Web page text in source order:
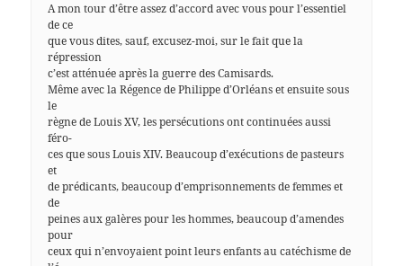
A mon tour d’être assez d’accord avec vous pour l’essentiel
de ce
que vous dites, sauf, excusez-moi, sur le fait que la
répression
c’est atténuée après la guerre des Camisards.
Même avec la Régence de Philippe d’Orléans et ensuite sous
le
règne de Louis XV, les persécutions ont continuées aussi
féro-
ces que sous Louis XIV. Beaucoup d’exécutions de pasteurs
et
de prédicants, beaucoup d’emprisonnements de femmes et
de
peines aux galères pour les hommes, beaucoup d’amendes
pour
ceux qui n’envoyaient point leurs enfants au catéchisme de